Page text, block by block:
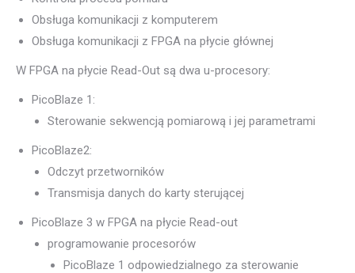
Obsługa komunikacji z komputerem
Obsługa komunikacji z FPGA na płycie głównej
W FPGA na płycie Read-Out są dwa u-procesory:
PicoBlaze 1:
Sterowanie sekwencją pomiarową i jej parametrami
PicoBlaze2:
Odczyt przetworników
Transmisja danych do karty sterującej
PicoBlaze 3 w FPGA na płycie Read-out
programowanie procesorów
PicoBlaze 1 odpowiedzialnego za sterowanie